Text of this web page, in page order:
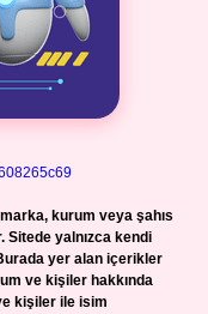
kurum veya şahıs
Sitede yalnızca kendi
Burada yer alan içerikler
ve kişiler hakkında
kişiler ile isim